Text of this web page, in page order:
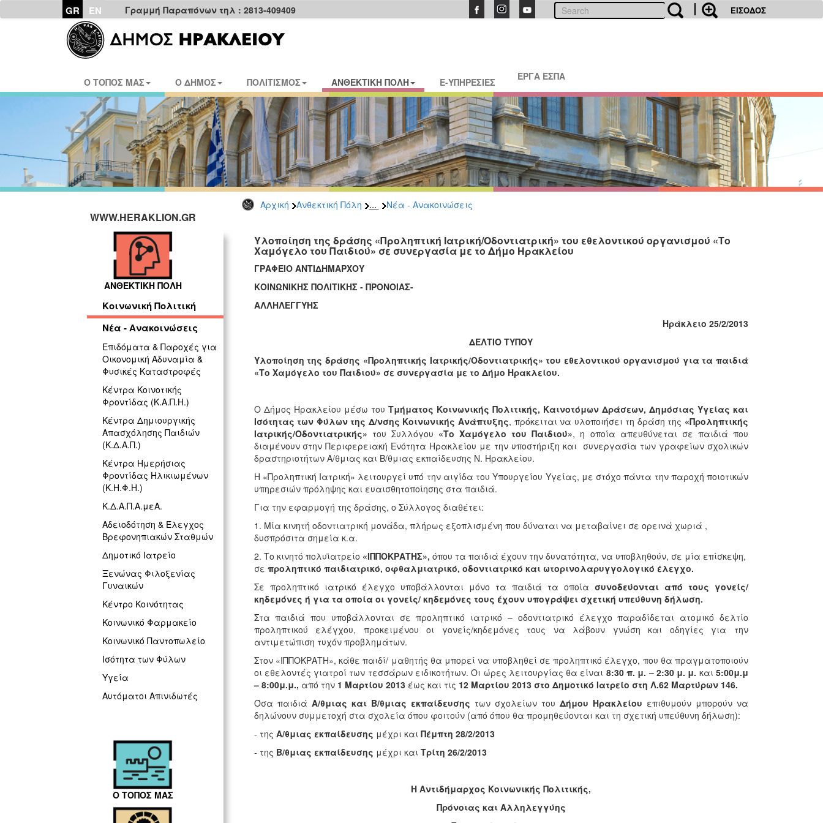
GR EN Γραμμή Παραπόνων τηλ : 2813-409409 ΕΙΣΟΔΟΣ
Ο ΤΟΠΟΣ ΜΑΣ Ο ΔΗΜΟΣ ΠΟΛΙΤΙΣΜΟΣ ΑΝΘΕΚΤΙΚΗ ΠΟΛΗ E-ΥΠΗΡΕΣΙΕΣ ΕΡΓΑ ΕΣΠΑ
Αρχική Ανθεκτική Πόλη ... Νέα - Ανακοινώσεις
WWW.HERAKLION.GR
ΑΝΘΕΚΤΙΚΗ ΠΟΛΗ
Κοινωνική Πολιτική
Νέα - Ανακοινώσεις
Επιδόματα & Παροχές για
Οικονομική Αδυναμία &
Φυσικές Καταστροφές
Κέντρα Κοινοτικής
Φροντίδας (Κ.Α.Π.Η.)
Κέντρα Δημιουργικής
Απασχόλησης Παιδιών
(Κ.Δ.Α.Π.)
Κέντρα Ημερήσιας
Φροντίδας Ηλικιωμένων
(Κ.Η.Φ.Η.)
Κ.Δ.Α.Π.Α.μεΑ.
Αδειοδότηση & Έλεγχος
Βρεφονηπιακών Σταθμών
Δημοτικό Ιατρείο
Ξενώνας Φιλοξενίας
Γυναικών
Κέντρο Κοινότητας
Κοινωνικό Φαρμακείο
Κοινωνικό Παντοπωλείο
Ισότητα των Φύλων
Υγεία
Αυτόματοι Απινιδωτές
Ο ΤΟΠΟΣ ΜΑΣ
Υλοποίηση της δράσης «Προληπτική Ιατρική/Οδοντιατρική» του εθελοντικού οργανισμού «Το
Χαμόγελο του Παιδιού» σε συνεργασία με το Δήμο Ηρακλείου
ΓΡΑΦΕΙΟ ΑΝΤΙΔΗΜΑΡΧΟΥ
ΚΟΙΝΩΝΙΚΗΣ ΠΟΛΙΤΙΚΗΣ - ΠΡΟΝΟΙΑΣ-
ΑΛΛΗΛΕΓΓΥΗΣ
Ηράκλειο 25/2/2013
ΔΕΛΤΙΟ ΤΥΠΟΥ
Υλοποίηση της δράσης «Προληπτικής Ιατρικής/Οδοντιατρικής» του εθελοντικού οργανισμού για τα παιδιά
«Το Χαμόγελο του Παιδιού» σε συνεργασία με το Δήμο Ηρακλείου.
Ο Δήμος Ηρακλείου μέσω του Τμήματος Κοινωνικής Πολιτικής, Καινοτόμων Δράσεων, Δημόσιας Υγείας και
Ισότητας των Φύλων της Δ/νσης Κοινωνικής Ανάπτυξης, πρόκειται να υλοποιήσει τη δράση της «Προληπτικής
Ιατρικής/Οδοντιατρικής» του Συλλόγου «Το Χαμόγελο του Παιδιού», η οποία απευθύνεται σε παιδιά που
διαμένουν στην Περιφερειακή Ενότητα Ηρακλείου με την υποστήριξη και συνεργασία των γραφείων σχολικών
δραστηριοτήτων Α/θμιας και Β/θμιας εκπαίδευσης Ν. Ηρακλείου.
Η «Προληπτική Ιατρική» λειτουργεί υπό την αιγίδα του Υπουργείου Υγείας, με στόχο πάντα την παροχή ποιοτικών
υπηρεσιών πρόληψης και ευαισθητοποίησης στα παιδιά.
Για την εφαρμογή της δράσης, ο Σύλλογος διαθέτει:
1. Μία κινητή οδοντιατρική μονάδα, πλήρως εξοπλισμένη που δύναται να μεταβαίνει σε ορεινά χωριά ,
δυσπρόσιτα σημεία κ.α.
2. Το κινητό πολυϊατρείο «ΙΠΠΟΚΡΑΤΗΣ», όπου τα παιδιά έχουν την δυνατότητα, να υποβληθούν, σε μία επίσκεψη,
σε προληπτικό παιδιατρικό, οφθαλμιατρικό, οδοντιατρικό και ωτορινολαρυγγολογικό έλεγχο.
Σε προληπτικό ιατρικό έλεγχο υποβάλλονται μόνο τα παιδιά τα οποία συνοδεύονται από τους γονείς/
κηδεμόνες ή για τα οποία οι γονείς/ κηδεμόνες τους έχουν υπογράψει σχετική υπεύθυνη δήλωση.
Στα παιδιά που υποβάλλονται σε προληπτικό ιατρικό – οδοντιατρικό έλεγχο παραδίδεται ατομικό δελτίο
προληπτικού ελέγχου, προκειμένου οι γονείς/κηδεμόνες τους να λάβουν γνώση και οδηγίες για την
αντιμετώπιση τυχόν προβλημάτων.
Στον «ΙΠΠΟΚΡΑΤΗ», κάθε παιδί/ μαθητής θα μπορεί να υποβληθεί σε προληπτικό έλεγχο, που θα πραγματοποιούν
οι εθελοντές γιατροί των τεσσάρων ειδικοτήτων. Οι ώρες λειτουργίας θα είναι 8:30 π. μ. – 2:30 μ. μ. και5:00μ.μ
– 8:00μ.μ., από την 1 Μαρτίου 2013έως και τις 12 Μαρτίου 2013 στο Δημοτικό Ιατρείο στη Λ.62 Μαρτύρων 146.
Όσα παιδιά Α/θμιας και Β/θμιας εκπαίδευσης των σχολείων του Δήμου Ηρακλείου επιθυμούν μπορούν να
δηλώνουν συμμετοχή στα σχολεία όπου φοιτούν (από όπου θα προμηθεύονται και τη σχετική υπεύθυνη δήλωση):
- της Α/θμιας εκπαίδευσης μέχρι και Πέμπτη 28/2/2013
- της Β/θμιας εκπαίδευσης μέχρι και Τρίτη 26/2/2013
Η Αντιδήμαρχος Κοινωνικής Πολιτικής,
Πρόνοιας και Αλληλεγγύης